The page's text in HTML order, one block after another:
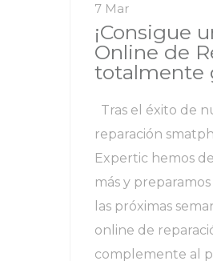
7 Mar
¡Consigue
Online de
totalmente
Tras el éxito de
reparación
Expertic hemos
más y
las próximas
online de
complemente al